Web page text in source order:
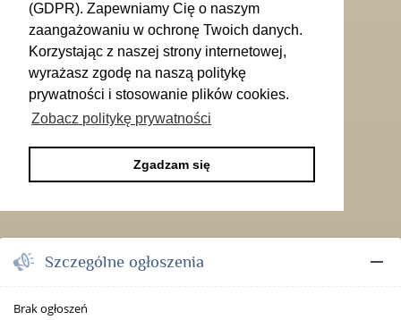
(GDPR). Zapewniamy Cię o naszym
zaangażowaniu w ochronę Twoich danych.
Korzystając z naszej strony internetowej,
wyrażasz zgodę na naszą politykę
prywatności i stosowanie plików cookies.
Zobacz politykę prywatności
Zgadzam się
Szczególne ogłoszenia remove
Brak ogłoszeń